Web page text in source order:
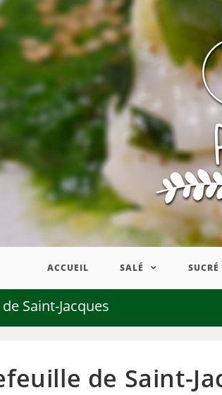
ACCUEIL SALÉ SUCRÉ
Saint-Jacques
de Saint-